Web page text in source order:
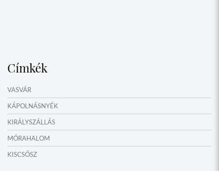
Címkék
VASVÁR
KÁPOLNÁSNYÉK
KIRÁLYSZÁLLÁS
MÓRAHALOM
KISCSŐSZ